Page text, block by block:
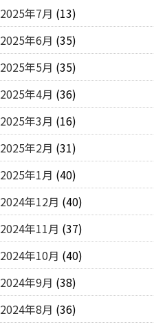
2025年7月 (13)
2025年6月 (35)
2025年5月 (35)
2025年4月 (36)
2025年3月 (16)
2025年2月 (31)
2025年1月 (40)
2024年12月 (40)
2024年11月 (37)
2024年10月 (40)
2024年9月 (38)
2024年8月 (36)